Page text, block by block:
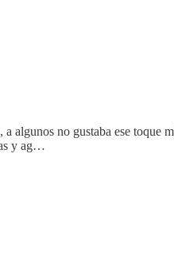
algunos no gustaba ese toque
y ag…